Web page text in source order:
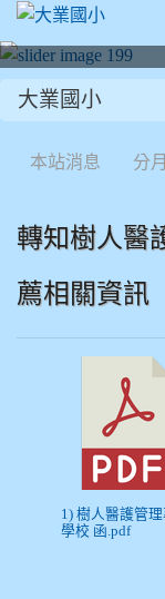
大業國小
本站消息 分
轉知樹人醫
薦相關資訊
1) 樹人醫護管
學校 函.pdf